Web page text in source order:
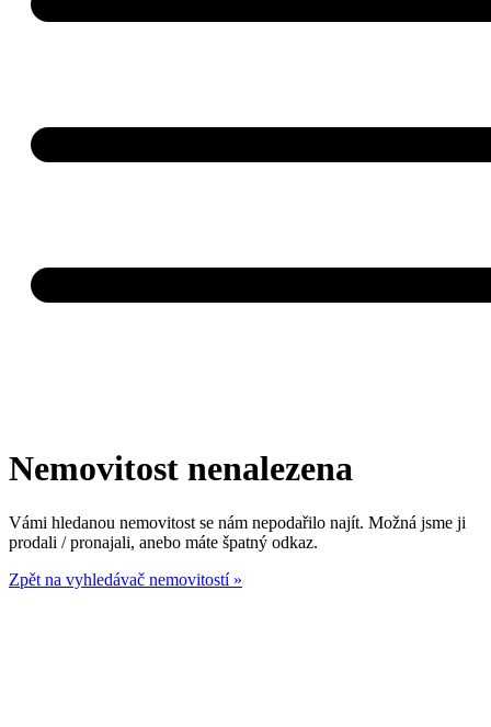
Nemovitost nenalezena
Vámi hledanou nemovitost se nám nepodařilo najít. Možná jsme ji
prodali / pronajali, anebo máte špatný odkaz.
Zpět na vyhledávač nemovitostí »